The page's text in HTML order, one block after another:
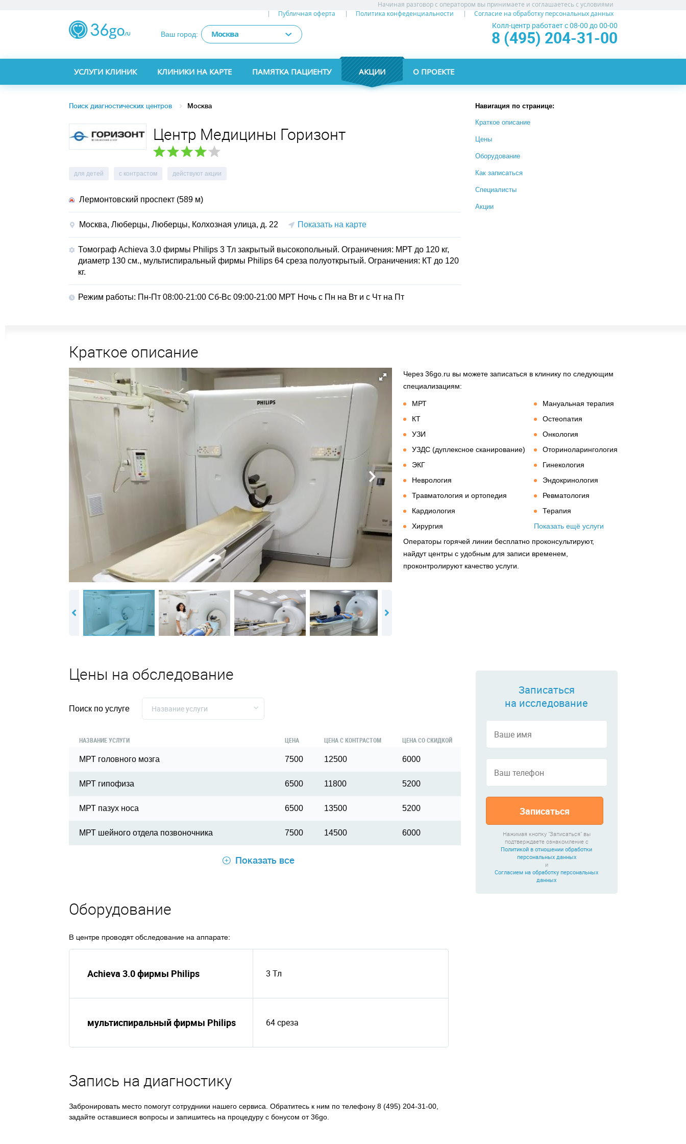
Начиная разговор с оператором вы принимаете и соглашаетесь с условиями
Публичная оферта
Политика конфеденциальности Согласие на обработку персональных данных
Ваш город: Москва
Колл-центр работает с 08-00 до 00-00
8 (495) 204-31-00
УСЛУГИ КЛИНИК КЛИНИКИ НА КАРТЕ ПАМЯТКА ПАЦИЕНТУ АКЦИИ
АКЦИИ О ПРОЕКТЕ
Поиск диагностических центров Москва
Центр Медицины Горизонт
Навигация по странице:
Краткое описание
Цены
Оборудование
Как записаться
Специалисты
Акции
для детей с контрастом действуют акции
Лермонтовский проспект (589 м)
Москва, Люберцы, Люберцы, Колхозная улица, д. 22 Показать на карте
ТомографAchieva 3.0 фирмы Philips 3 Тл закрытый высокопольный. Ограничения: МРТ до 120 кг,
диаметр 130 см., мультиспиральный фирмы Philips 64 среза полуоткрытый. Ограничения: КТ до 120
кг.
Режим работы Пн-Пт 08:00-21:00 Сб-Вс 09:00-21:00 МРТ Ночь с Пн на Вт и с Чт на Пт
Краткое описание
Через 36go.ru вы можете записаться в клинику по следующим
специализациям:
МРТ
КТ
УЗИ
УЗДС (дуплексное сканирование)
ЭКГ
Неврология
Травматология и ортопедия
Кардиология
Хирургия
Мануальная терапия
Остеопатия
Онкология
Оториноларингология
Гинекология
Эндокринология
Ревматология
Терапия
Показать ещё услуги
Операторы горячей линии бесплатно проконсультируют,
найдут центры с удобным для записи временем,
проконтролируют качество услуги.
Цены на обследование
Поиск по услуге Название услуги
НАЗВАНИЕ УСЛУГИ ЦЕНА ЦЕНА С КОНТРАСТОМ ЦЕНА СО СКИДКОЙ
МРТ головного мозга 7500 12500 6000
МРТ гипофиза 6500 11800 5200
МРТ пазух носа 6500 13500 5200
МРТ шейного отдела позвоночника 7500 14500 6000
Показать все
Оборудование
В центре проводят обследование на аппарате:
Achieva 3.0 фирмы Philips 3 Тл
мультиспиральный фирмы Philips 64 среза
Запись на диагностику
Забронировать место помогут сотрудники нашего сервиса. Обратитесь к ним по телефону 8 (495) 204-31-00,
задайте оставшиеся вопросы и запишитесь на процедуру с бонусом от 36go.
Записаться
на исследование
Записаться
Нажимая кнопку "Записаться" вы
подтверждаете ознакомление с
Политикой в отношении обработки
персональных данных
и
Согласием на обработку персональных
данных